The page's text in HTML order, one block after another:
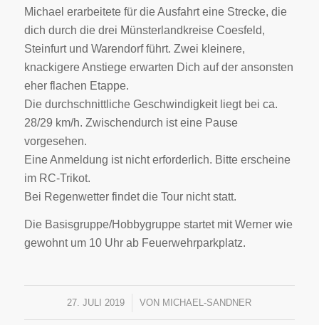
Michael erarbeitete für die Ausfahrt eine Strecke, die
dich durch die drei Münsterlandkreise Coesfeld,
Steinfurt und Warendorf führt. Zwei kleinere,
knackigere Anstiege erwarten Dich auf der ansonsten
eher flachen Etappe.
Die durchschnittliche Geschwindigkeit liegt bei ca.
28/29 km/h. Zwischendurch ist eine Pause
vorgesehen.
Eine Anmeldung ist nicht erforderlich. Bitte erscheine
im RC-Trikot.
Bei Regenwetter findet die Tour nicht statt.
Die Basisgruppe/Hobbygruppe startet mit Werner wie
gewohnt um 10 Uhr ab Feuerwehrparkplatz.
27. JULI 2019
/ VON MICHAEL-SANDNER